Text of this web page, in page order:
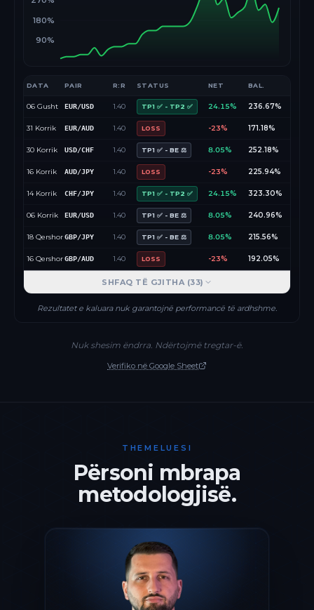
90%
180%
DATA PAIR R:R STATUS NET BAL.
06 Gusht EUR/USD 1.40 TP1 ✅ - TP2 ✅ 24.15% 236.67%
31 Korrik EUR/AUD 1.40 LOSS -23% 171.18%
30 Korrik USD/CHF 1.40 TP1 ✅ - BE ⚖️ 8.05% 252.18%
16 Korrik AUD/JPY 1.40 LOSS -23% 225.94%
14 Korrik CHF/JPY 1.40 TP1 ✅ - TP2 ✅ 24.15% 323.30%
06 Korrik EUR/USD 1.40 TP1 ✅ - BE ⚖️ 8.05% 240.96%
18 QershorGBP/JPY 1.40 TP1 ✅ - BE ⚖️ 8.05% 215.56%
16 QershorGBP/AUD 1.40 LOSS -23% 192.05%
SHFAQ TË GJITHA (33)
Rezultatet e kaluara nuk garantojnë performancë të ardhshme.
Nuk shesim ëndrra. Ndërtojmë tregtar-ë.
Verifiko në Google Sheet
THEMELUESI
Përsoni mbrapa
metodologjisë.